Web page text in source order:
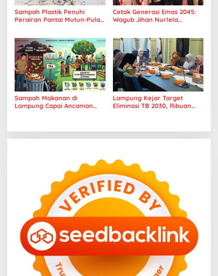
Sampah Plastik Penuhi
Perairan Pantai Mutun-Pulau
Cetak Generasi Emas 2045:
Wagub Jihan Nurlela
Era Digital
Sampah Makanan di
Lampung Capai Ancaman
Lampung Kejar Target
Eliminasi TB 2030, Ribuan